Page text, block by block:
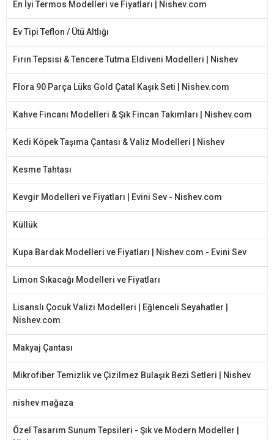
En İyi Termos Modelleri ve Fiyatları | Nishev.com
Ev Tipi Teflon / Ütü Altlığı
Fırın Tepsisi & Tencere Tutma Eldiveni Modelleri | Nishev
Flora 90 Parça Lüks Gold Çatal Kaşık Seti | Nishev.com
Kahve Fincanı Modelleri & Şık Fincan Takımları | Nishev.com
Kedi Köpek Taşıma Çantası & Valiz Modelleri | Nishev
Kesme Tahtası
Kevgir Modelleri ve Fiyatları | Evini Sev - Nishev.com
Küllük
Kupa Bardak Modelleri ve Fiyatları | Nishev.com - Evini Sev
Limon Sıkacağı Modelleri ve Fiyatları
Lisanslı Çocuk Valizi Modelleri | Eğlenceli Seyahatler |
Nishev.com
Makyaj Çantası
Mikrofiber Temizlik ve Çizilmez Bulaşık Bezi Setleri | Nishev
nishev mağaza
Özel Tasarım Sunum Tepsileri - Şık ve Modern Modeller |